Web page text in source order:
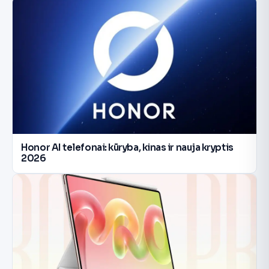
Honor AI telefonai: kūryba, kinas ir nauja kryptis
2026